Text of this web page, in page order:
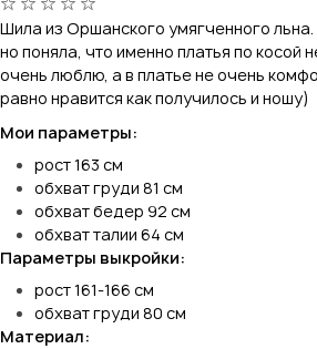
Шила из Оршанского умягченного
но поняла, что именно платья по косой
очень люблю, а в платье не очень
равно нравится как получилось и ношу)
Мои параметры:
рост 163 см
обхват груди 81 см
обхват бедер 92 см
обхват талии 64 см
Параметры выкройки:
рост 161-166 см
обхват груди 80 см
Материал: